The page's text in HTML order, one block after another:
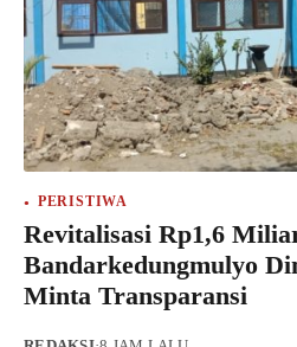
PERISTIWA
Revitalisasi Rp1,6
Bandarkedungmulyo
Minta Transparansi